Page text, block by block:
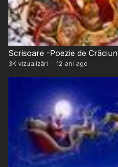
Scrisoare -Poezie de Crăciun
3Kvizualizări · 12 ani ago